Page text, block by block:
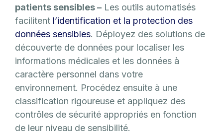
patients sensibles – Les outils automatisés
facilitent l’identification et la protection des
données sensibles. Déployez des solutions de
découverte de données pour localiser les
informations médicales et les données à
caractère personnel dans votre
environnement. Procédez ensuite à une
classification rigoureuse et appliquez des
contrôles de sécurité appropriés en fonction
de leur niveau de sensibilité.